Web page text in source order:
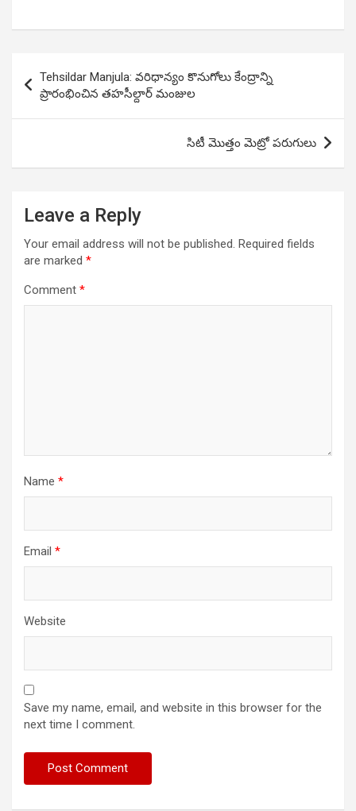
navigation
Tehsildar Manjula: వరిధాన్యం కొనుగోలు కేంద్రాన్ని
ప్రారంభించిన తహసీల్దార్ మంజుల
సిటీ మొత్తం మెట్రో పరుగులు
Leave a Reply
Your email address will not be published. Required fields
are marked *
Comment *
Name *
Email *
Website
Save my name, email, and website in this browser for the
next time I comment.